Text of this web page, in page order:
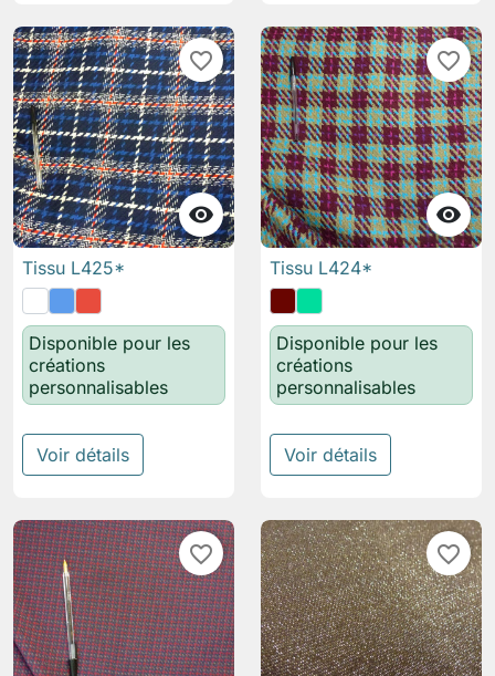

favorite_border
Tissu L425*
Disponible pour les
créations
personnalisables
Voir détails

favorite_border
Tissu L424*
Disponible pour les
créations
personnalisables
Voir détails
favorite_border favorite_border